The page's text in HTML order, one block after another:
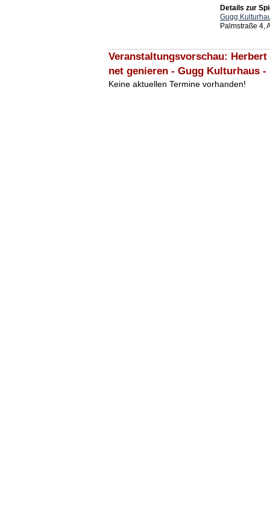
Details zur
Gugg
Palmstraße 4,
Veranstaltungsvorschau:
net genieren - Gugg Kulturhaus -
Keine aktuellen Termine vorhanden!